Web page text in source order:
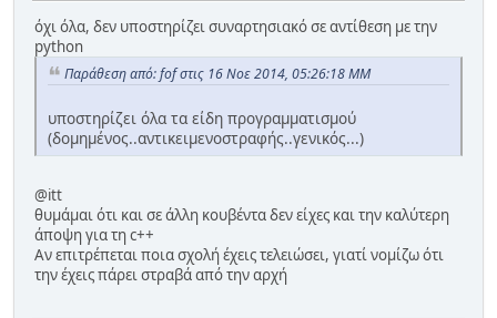
όχι όλα, δεν υποστηρίζει συναρτησιακό σε αντίθεση με την
python
Παράθεση από: fof στις 16 Νοε 2014, 05:26:18 ΜΜ
υποστηρίζει όλα τα είδη προγραμματισμού
(δομημένος..αντικειμενοστραφής..γενικός...)
@itt
θυμάμαι ότι και σε άλλη κουβέντα δεν είχες και την καλύτερη
άποψη για τη c++
Αν επιτρέπεται ποια σχολή έχεις τελειώσει, γιατί νομίζω ότι
την έχεις πάρει στραβά από την αρχή